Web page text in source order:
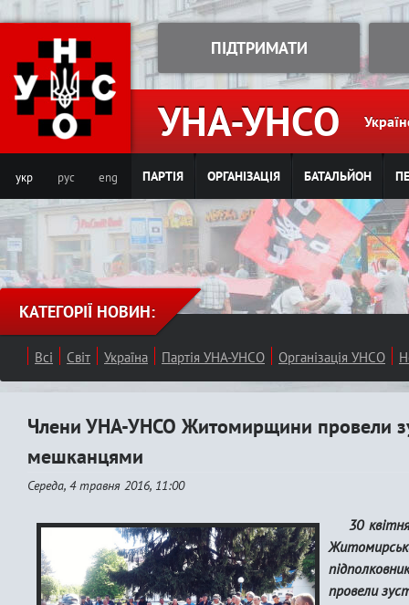
Jump to navigation
УНА-УНСО
ПІДТРИМАТИ
укр рус eng ПАРТІЯ ОРГАНІЗАЦІЯ БАТАЛЬЙОН
КАТЕГОРІЇ НОВИН:
Всі Світ Україна Партія УНА-УНСО Організація УНСО
Члени УНА-УНСО Житомирщини провели
мешканцями
Середа, 4 травня 2016, 11:00
30
провели